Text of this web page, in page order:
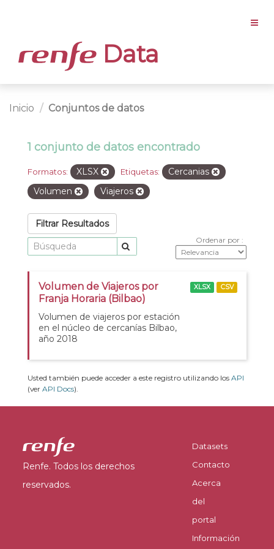
Data
Inicio Conjuntos de datos
1 conjunto de datos encontrado
Formatos: XLSX Etiquetas:
Cercanias
Volumen
Viajeros
Filtrar Resultados
Ordenar por
Volumen de Viajeros por
Franja Horaria (Bilbao)
Volumen de viajeros por estación
en el núcleo de cercanías Bilbao,
año 2018
XLSX CSV
Usted también puede acceder a este registro utilizando los API
(ver API Docs).
Renfe. Todos los derechos
reservados.
Datasets
Contacto
Acerca
del
portal
Información